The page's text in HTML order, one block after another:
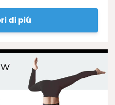
di piú